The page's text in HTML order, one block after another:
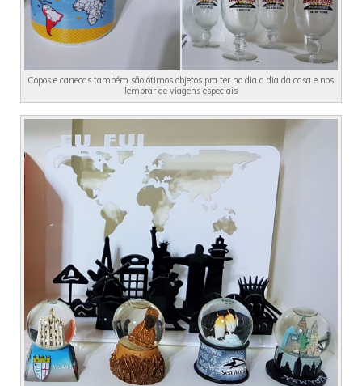
Copos e canecas também são ótimos objetos pra ter no dia a dia da casa e nos
lembrar de viagens especiais